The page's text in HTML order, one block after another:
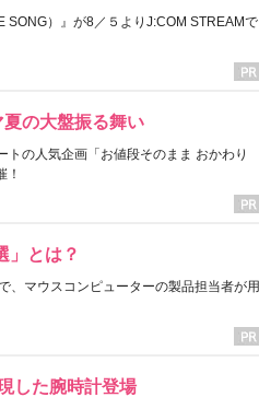
SONG）』が8／５よりJ:COM STREAMで
の大盤振る舞い
の人気企画「お値段そのまま おかわり
！
」とは？
、マウスコンピューターの製品担当者が用
した腕時計登場